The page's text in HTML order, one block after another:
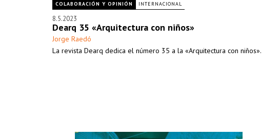
COLABORACIÓN Y OPINIÓN INTERNACIONAL
8.5.2023
Dearq 35 «Arquitectura con niños»
Jorge Raedó
La revista Dearq dedica el número 35 a la «Arquitectura con niños».